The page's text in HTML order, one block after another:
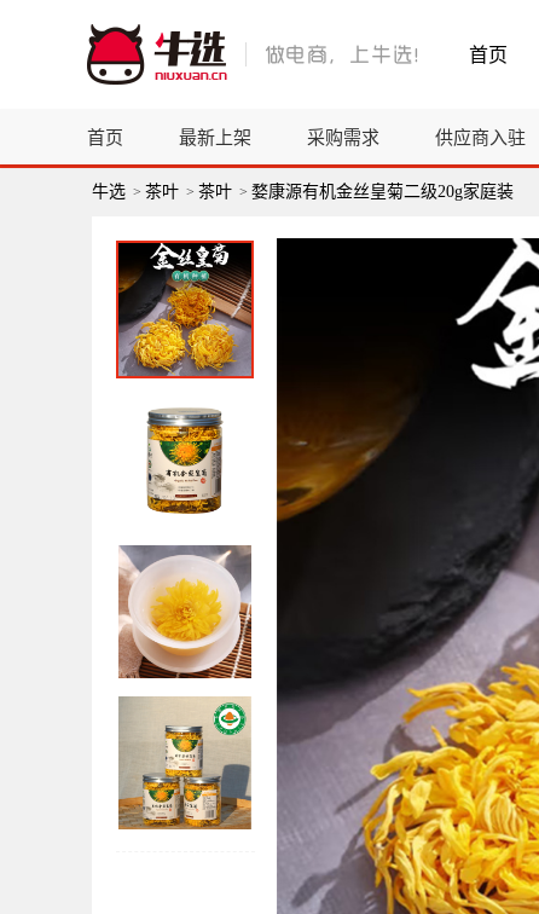
首页
首页 最新上架 采购需求 供应商入驻
牛选 > 茶叶 > 茶叶 > 婺康源有机金丝皇菊二级20g家庭装